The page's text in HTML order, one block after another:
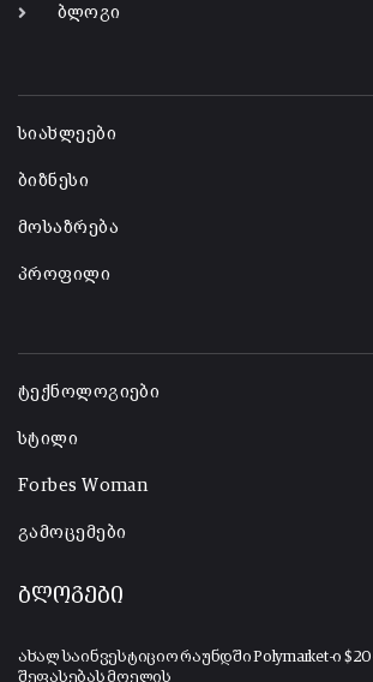
ბლოგი
სიახლეები
ბიზნესი
მოსაზრება
პროფილი
ტექნოლოგიები
სტილი
Forbes Woman
გამოცემები
ბლოგები
ახალ საინვესტიციო რაუნდში Polymarket-ი
შეფასებას მოელის